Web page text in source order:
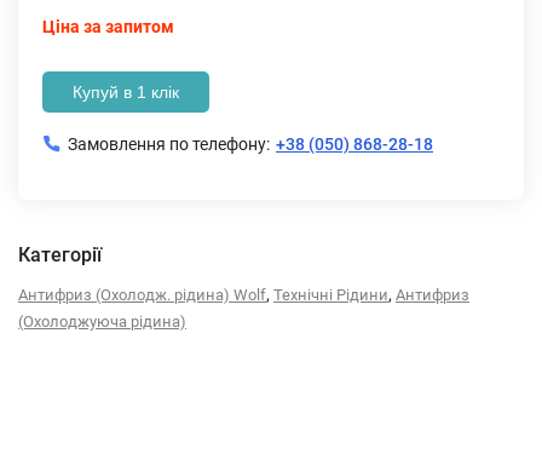
Ціна за запитом
Купуй в 1 клік
Замовлення по телефону: +38 (050) 868-28-18
Категорії
Антифриз (Охолодж. рідина) Wolf, Технічні Рідини, Антифриз
(Охолоджуюча рідина)